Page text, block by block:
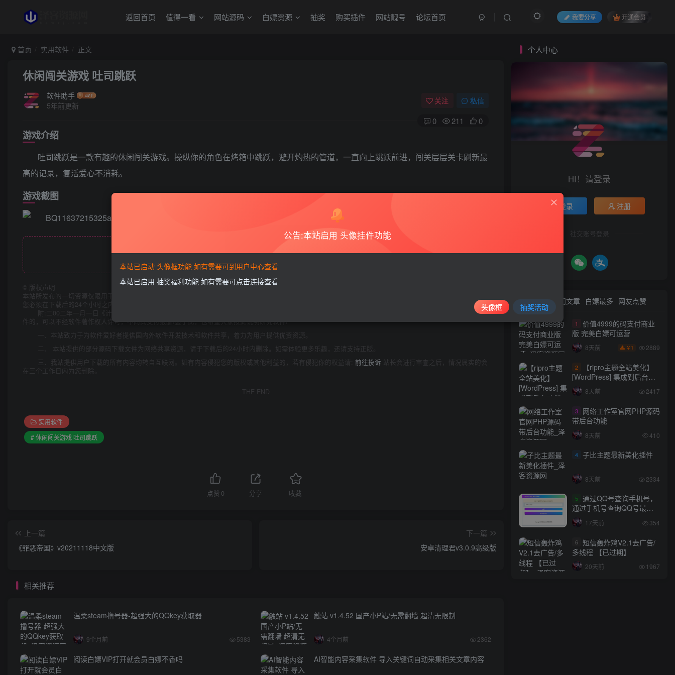
返回首页 值得一看 网站源码 白嫖资源 抽奖 购买插件 网站靓号 论坛首页 我要分享 开通会员
首页 实用软件 正文
休闲闯关游戏 吐司跳跃
软件助手
5年前更新
关注 私信
0 211 0
游戏介绍
吐司跳跃是一款有趣的休闲闯关游戏。操纵你的角色在烤箱中跳跃，避开灼热的管道，一直向上跳跃前进，闯关层层关卡刷新最
高的记录，复活爱心不消耗。
游戏截图
此处内容已隐藏，请评论后刷新页面查看.
版权声明
本站所发布的一切资源仅限用于学习和研究目的;不得将上述内容用于商业或者非法用途，否则，一切后果请用户自负。本站信息来自网络，版权争议与本站无关。
您必须在下载后的24个小时之内，从您的电脑中彻底删除上述内容。如果您喜欢该程序，请支持正版软件，购买注册，得到更好的正版服务。
附:二00二年一月一日《计算机软件保护条例》第十七条规定:为了学习和研究软件内含的设计思想和原理，通过安装、显示、传输或者存储软件等方式使用软
件的，可以不经软件著作权人许可，不向其支付报酬!鉴于此，也希望大家按此说明研究软件!
一、本站致力于为软件爱好者提供国内外软件开发技术和软件共享，着力为用户提供优资资源。
二、 本站提供的部分源码下载文件为网络共享资源，请于下载后的24小时内删除。如需体验更多乐趣，还请支持正版。
三、我站提供用户下载的所有内容均转自互联网。如有内容侵犯您的版权或其他利益的，若有侵犯你的权益请: 前往投诉 站长会进行审查之后，情况属实的会
在三个工作日内为您删除。
THE END
实用软件
# 休闲闯关游戏 吐司跳跃
点赞 0 分享 收藏
上一篇
《罪恶帝国》v20211118中文版
下一篇
安卓清理君v3.0.9高级版
相关推荐
温柔steam撸号器-超强大的QQkey获取器
9个月前 5383
触站 v1.4.52 国产小P站/无需翻墙 超清无限制
4个月前 2362
阅读白嫖VIP打开就会员白嫖不香吗 AI智能内容采集软件 导入关键词自动采集相关文章内容
个人中心
HI！请登录
登录 注册
社交账号登录
热门文章 白嫖最多 网友点赞
1
价值4999的码支付商业
版 完美白嫖可运营
8天前 ￥ 1 2889
2
【ripro主题全站美化】
[WordPress] 集成到后台功
能的全站美化包
WordPress…
8天前 2417
3
网络工作室官网PHP源码
带后台功能
8天前 410
4 子比主题最新美化插件
8天前 2334
5 通过QQ号查询手机号，
通过手机号查询QQ号最新
网站源码
17天前 354
6 短信轰炸鸡V2.1去广告/
多线程 【已过期】
20天前 1967
公告:本站启用 头像挂件功能
本站已启动 头像框功能 如有需要可到用户中心查看
本站已启用 抽奖福利功能 如有需要可点击连接查看
头像框 抽奖活动